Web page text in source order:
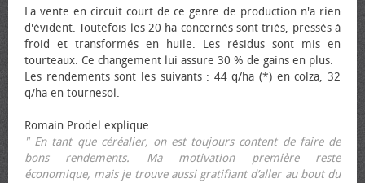
La vente en circuit court de ce genre de production n'a rien
d'évident. Toutefois les 20 ha concernés sont triés, pressés à
froid et transformés en huile. Les résidus sont mis en
tourteaux. Ce changement lui assure 30 % de gains en plus.
Les rendements sont les suivants : 44 q/ha (*) en colza, 32
q/ha en tournesol.
Romain Prodel explique :
" En tant que céréalier, on est toujours content de faire de
bons rendements. Ma motivation première reste
économique, mais je trouve aussi gratifiant d’aller au bout du